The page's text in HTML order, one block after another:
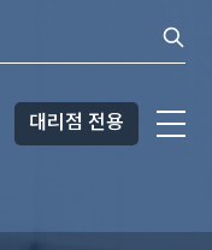
대리점 전용